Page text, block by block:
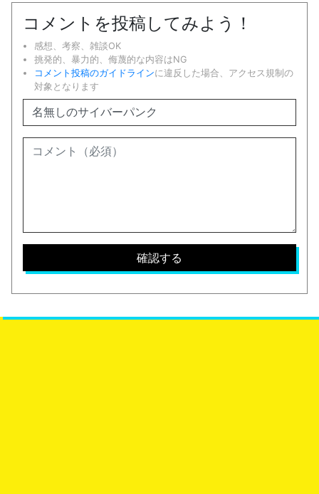
コメントを投稿してみよう！
感想、考察、雑談OK
挑発的、暴力的、侮蔑的な内容はNG
コメント投稿のガイドラインに違反した場合、アクセス規制の
対象となります